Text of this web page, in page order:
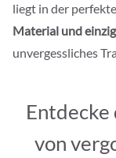
liegt in der
Material und
unvergessliches
Entdecke
von